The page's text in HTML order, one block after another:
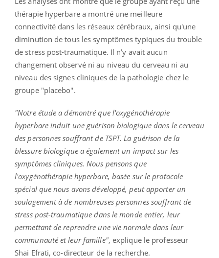
thérapie hyperbare a montré une meilleure
connectivité dans les réseaux cérébraux, ainsi qu'une
diminution de tous les symptômes typiques du trouble
de stress post-traumatique. Il n’y avait aucun
changement observé ni au niveau du cerveau ni au
niveau des signes cliniques de la pathologie chez le
groupe "placebo".
"Notre étude a démontré que l'oxygénothérapie
hyperbare induit une guérison biologique dans le cerveau
des personnes souffrant de TSPT. La guérison de la
blessure biologique a également un impact sur les
symptômes cliniques. Nous pensons que
l'oxygénothérapie hyperbare, basée sur le protocole
spécial que nous avons développé, peut apporter un
soulagement à de nombreuses personnes souffrant de
stress post-traumatique dans le monde entier, leur
permettant de reprendre une vie normale dans leur
communauté et leur famille", explique le professeur
Shai Efrati, co-directeur de la recherche.